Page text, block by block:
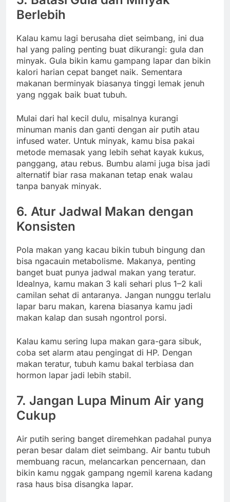
Berlebih
Kalau kamu lagi berusaha diet seimbang, ini dua
hal yang paling penting buat dikurangi: gula dan
minyak. Gula bikin kamu gampang lapar dan bikin
kalori harian cepat banget naik. Sementara
makanan berminyak biasanya tinggi lemak jenuh
yang nggak baik buat tubuh.
Mulai dari hal kecil dulu, misalnya kurangi
minuman manis dan ganti dengan air putih atau
infused water. Untuk minyak, kamu bisa pakai
metode memasak yang lebih sehat kayak kukus,
panggang, atau rebus. Bumbu alami juga bisa jadi
alternatif biar rasa makanan tetap enak walau
tanpa banyak minyak.
6. Atur Jadwal Makan dengan
Konsisten
Pola makan yang kacau bikin tubuh bingung dan
bisa ngacauin metabolisme. Makanya, penting
banget buat punya jadwal makan yang teratur.
Idealnya, kamu makan 3 kali sehari plus 1–2 kali
camilan sehat di antaranya. Jangan nunggu terlalu
lapar baru makan, karena biasanya kamu jadi
makan kalap dan susah ngontrol porsi.
Kalau kamu sering lupa makan gara-gara sibuk,
coba set alarm atau pengingat di HP. Dengan
makan teratur, tubuh kamu bakal terbiasa dan
hormon lapar jadi lebih stabil.
7. Jangan Lupa Minum Air yang
Cukup
Air putih sering banget diremehkan padahal punya
peran besar dalam diet seimbang. Air bantu tubuh
membuang racun, melancarkan pencernaan, dan
bikin kamu nggak gampang ngemil karena kadang
rasa haus bisa disangka lapar.